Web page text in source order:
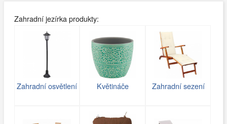
Zahradní jezírka produkty:
Zahradní osvětlení Květináče Zahradní sezení